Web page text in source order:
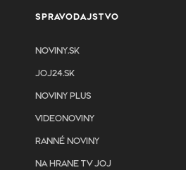
SPRAVODAJSTVO
NOVINY.SK
JOJ24.SK
NOVINY PLUS
VIDEONOVINY
RANNÉ NOVINY
NA HRANE TV JOJ